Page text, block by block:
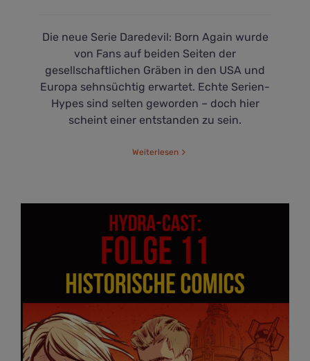
Die neue Serie Daredevil: Born Again wurde
von Fans auf beiden Seiten der
gesellschaftlichen Gräben in den USA und
Europa sehnsüchtig erwartet. Echte Serien-
Hypes sind selten geworden – doch hier
scheint einer entstanden zu sein.
Weiterlesen
Was taugen historische Comics?